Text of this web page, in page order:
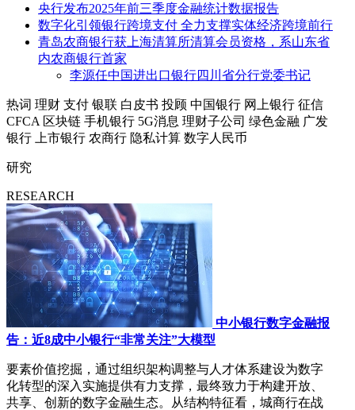
央行发布2025年前三季度金融统计数据报告
数字化引领银行跨境支付 全力支撑实体经济跨境前行
青岛农商银行获上海清算所清算会员资格，系山东省
内农商银行首家
李源任中国进出口银行四川省分行党委书记
热词 理财 支付 银联 白皮书 投顾 中国银行 网上银行 征信
CFCA 区块链 手机银行 5G消息 理财子公司 绿色金融 广发
银行
上市银行 农商行 隐私计算 数字人民币
研究
RESEARCH
中小银行数字金融报
告：近8成中小银行“非常关注”大模型
要素价值挖掘，通过组织架构调整与人才体系建设为数字
化转型的深入实施提供有力支撑，最终致力于构建开放、
共享、创新的数字金融生态。从结构特征看，城商行在战